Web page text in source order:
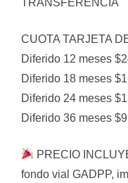
CUOTA TARJETA
Diferido 12 meses
Diferido 18 meses
Diferido 24 meses
Diferido 36 meses
PRECIO
fondo vial GADPP,